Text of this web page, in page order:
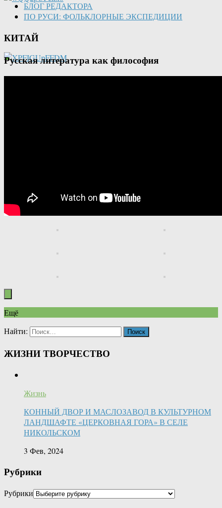
БЛОГ РЕДАКТОРА
ПО РУСИ: ФОЛЬКЛОРНЫЕ ЭКСПЕДИЦИИ
КИТАЙ
Русская литература как философия
Ещё
Найти:
ЖИЗНИ ТВОРЧЕСТВО
Жизнь
КОННЫЙ ДВОР И МАСЛОЗАВОД В КУЛЬТУРНОМ
ЛАНДШАФТЕ «ЦЕРКОВНАЯ ГОРА» В СЕЛЕ
НИКОЛЬСКОМ
3 Фев, 2024
Рубрики
Рубрики